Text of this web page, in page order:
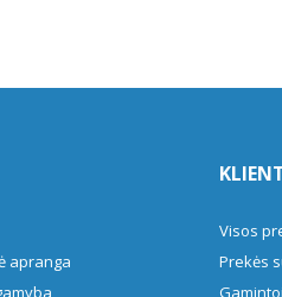
apranga
Visos
Prekės